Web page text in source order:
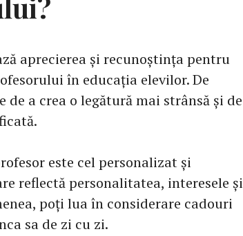
aprecierea și recunoștința pentru
în educația elevilor. De
a crea o legătură mai strânsă și de
este cel personalizat și
reflectă personalitatea, interesele și
poți lua în considerare cadouri
sa de zi cu zi.